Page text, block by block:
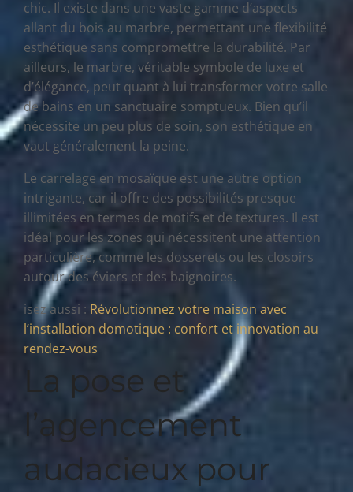
chic. Il existe dans une vaste gamme d’aspects
allant du bois au marbre, permettant une flexibilité
esthétique sans compromettre la durabilité. Par
ailleurs, le marbre, véritable symbole de luxe et
d’élégance, peut quant à lui transformer votre salle
de bains en un sanctuaire somptueux. Bien qu’il
nécessite un peu plus de soin, son esthétique en
vaut généralement la peine.
Le carrelage en mosaïque est une autre option
intrigante, car il offre des possibilités presque
illimitées en termes de motifs et de textures. Il est
idéal pour les zones qui nécessitent une attention
particulière, comme les dosserets ou les closoirs
autour des éviers et des baignoires.
isez aussi : Révolutionnez votre maison avec
l’installation domotique : confort et innovation au
rendez-vous
La pose et
l’agencement
audacieux pour